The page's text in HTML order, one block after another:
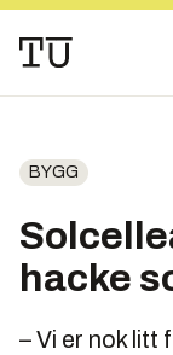
BYGG
hacke
– Vi er nok litt